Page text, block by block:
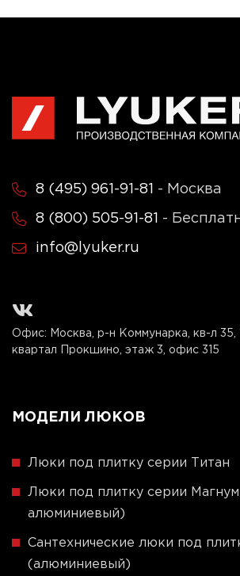
8 (495) 961-91-81 - Москва
8 (800) 505-91-81 -
info@lyuker.ru
Офис: Москва, р-н Коммунарка, кв-л 35,
квартал Прокшино, этаж 3, офис 315
МОДЕЛИ ЛЮКОВ
Люки под плитку серии Титан
Люки под плитку серии Магнум
алюминиевый)
Сантехнические люки под
(алюминиевый)